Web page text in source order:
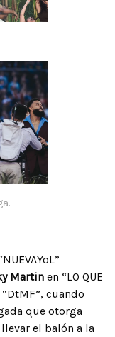
Martin en “LO QUE
“DtMF”, cuando
que otorga
el balón a la